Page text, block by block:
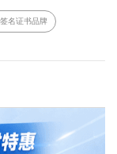
名证书品牌